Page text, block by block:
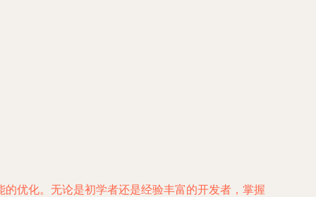
优化。无论是初学者还是经验丰富的开发者，掌握